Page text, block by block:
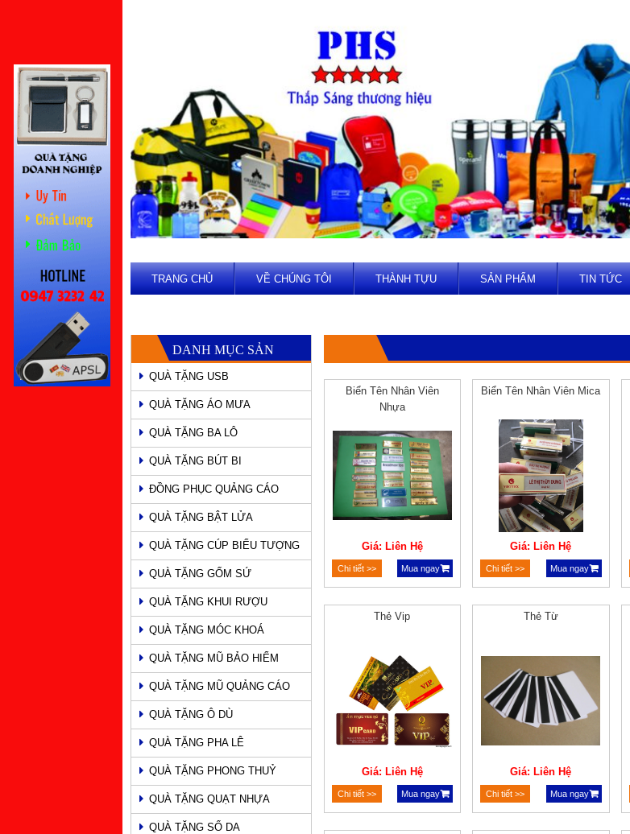
TRANG CHỦ VỀ CHÚNG TÔI THÀNH TỰU SẢN PHẨM TIN TỨC
Biển Tên Nhân Viên
Nhựa
Giá: Liên Hệ
Chi tiết >> Mua ngay
Biển Tên Nhân Viên Mica
Giá: Liên Hệ
Chi tiết >> Mua ngay
Thẻ Vip
Giá: Liên Hệ
Chi tiết >> Mua ngay
Thẻ Từ
Giá: Liên Hệ
Chi tiết >> Mua ngay
DANH MỤC SẢN
PHẨM
QUÀ TẶNG USB
QUÀ TẶNG ÁO MƯA
QUÀ TẶNG BA LÔ
QUÀ TẶNG BÚT BI
ĐỒNG PHỤC QUẢNG CÁO
QUÀ TẶNG BẬT LỬA
QUÀ TẶNG CÚP BIỂU TƯỢNG
QUÀ TẶNG GỐM SỨ
QUÀ TẶNG KHUI RƯỢU
QUÀ TẶNG MÓC KHOÁ
QUÀ TẶNG MŨ BẢO HIỂM
QUÀ TẶNG MŨ QUẢNG CÁO
QUÀ TẶNG Ô DÙ
QUÀ TẶNG PHA LÊ
QUÀ TẶNG PHONG THUỶ
QUÀ TẶNG QUẠT NHỰA
QUÀ TẶNG SỔ DA